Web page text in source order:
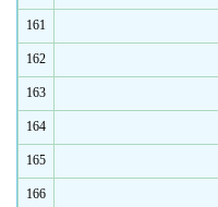
161
162
163
164
165
166